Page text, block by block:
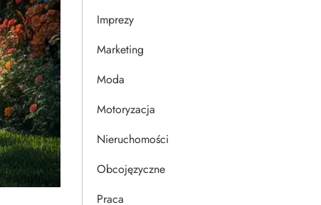
Imprezy
Marketing
Moda
Motoryzacja
Nieruchomości
Obcojęzyczne
Praca